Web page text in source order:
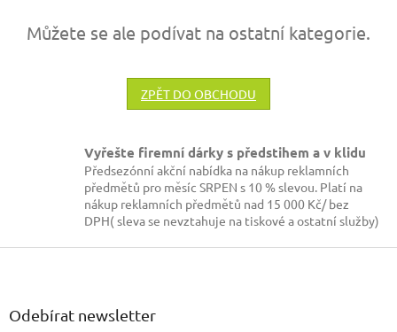
Můžete se ale podívat na ostatní kategorie.
ZPĚT DO OBCHODU
Vyřešte firemní dárky s předstihem a v klidu
Předsezónní akční nabídka na nákup reklamních
předmětů pro měsíc SRPEN s 10 % slevou. Platí na
nákup reklamních předmětů nad 15 000 Kč/ bez
DPH( sleva se nevztahuje na tiskové a ostatní služby)
Z
Odebírat newsletter